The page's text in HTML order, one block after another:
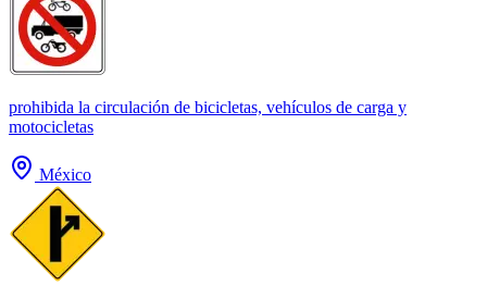
prohibida la circulación de bicicletas, vehículos de carga y
motocicletas
México